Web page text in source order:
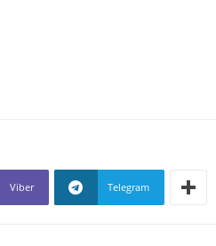
Viber Telegram